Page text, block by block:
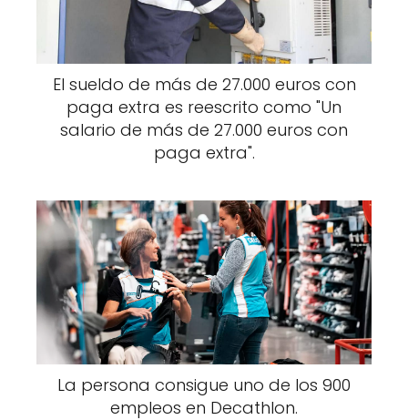
El sueldo de más de 27.000 euros con
paga extra es reescrito como "Un
salario de más de 27.000 euros con
paga extra".
La persona consigue uno de los 900
empleos en Decathlon.